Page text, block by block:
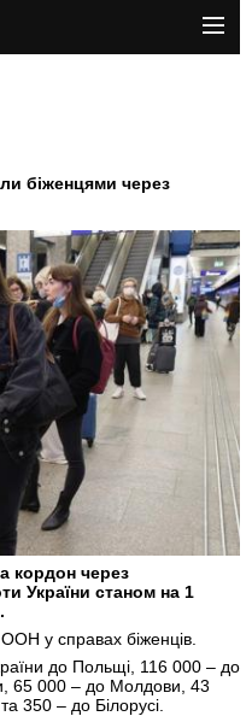
біженцями через
кордон через
України станом на 1
у справах біженців.
до Польщі, 116 000 – до
65 000 – до Молдови, 43
350 – до Білорусі.